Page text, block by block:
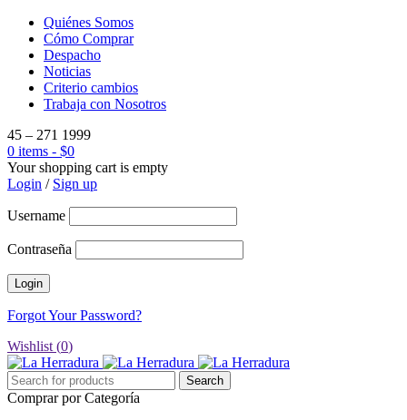
Quiénes Somos
Cómo Comprar
Despacho
Noticias
Criterio cambios
Trabaja con Nosotros
45 – 271 1999
0 items - $0
Your shopping cart is empty
Login / Sign up
Username
Contraseña
Forgot Your Password?
Wishlist (0)
Comprar por Categoría